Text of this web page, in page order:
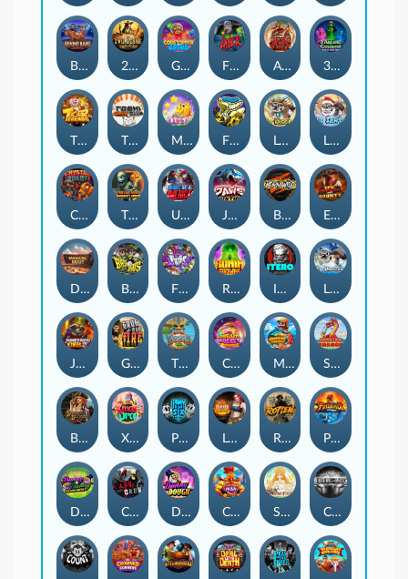
SMOKING DRAGON
BASH BROS Ronin Stackways
Born Wild
JAWS OF JUSTICE
DONNY AND DANNY
TIGER LEGENDS
Darkside Prairie: Magical Beast
The Lost Book of Mummy’s Curse
Leatherheads
Junkyard Kings 2
Gobstopper Grind 3 Arcane Cauldrons
Tikitopia BoosterBelt
Bonnie's Buccaneers
Behind Bars: Masterplan
PRAY FOR SIX
TOSHI WAYS CLUB
CIRCLE OF LIFE
ARMY OF ARES
SUN PRINCESS
LE SANTA
Ultimate Slot of America
Phoenix
Cash Crew
Le Digger
LE HOOLIGAN
Chicken Man
Crystal Robot
Chocolate Rocket
Grug Make Fire
EPIC BULLETS & BOUNTY
2 Wild 2 Die
Fighter Pit
Rotten
FRKN Bananas
Marlin Master
Xmas Drop
Magic Piggy
Fire My Laser
DONNY DOUGH
ITERO